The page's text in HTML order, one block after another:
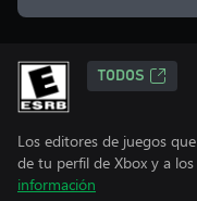
TODOS
Los editores de juegos
de tu perfil de Xbox y a
información